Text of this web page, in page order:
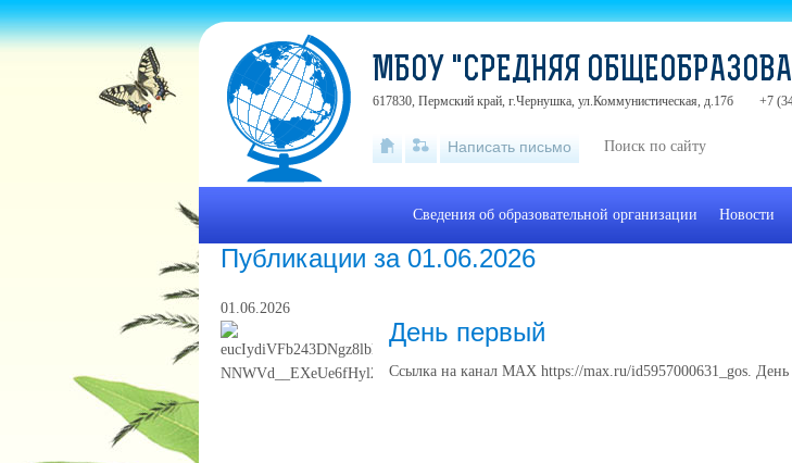
Публикации за 01.06.2026
01.06.2026
День первый
Ссылка на канал МАХ https://max.ru/id5957000631_gos.
МБОУ "СРЕДНЯЯ
617830, Пермский край, г.Чернушка, ул.Коммунистическая, д.17б +7
Написать письмо
Сведения об образовательной организации Новости